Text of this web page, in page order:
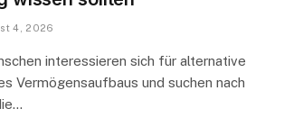
4, 2026
interessieren sich für alternative
Vermögensaufbaus und suchen nach